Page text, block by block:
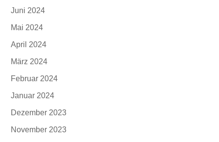
Juni 2024
Mai 2024
April 2024
März 2024
Februar 2024
Januar 2024
Dezember 2023
November 2023